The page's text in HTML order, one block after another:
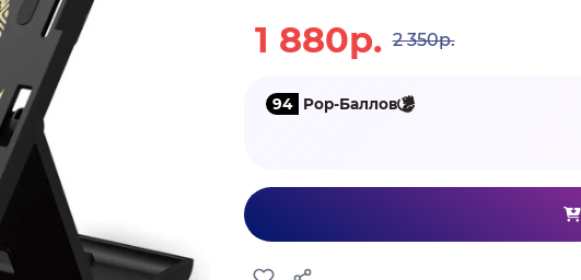
1 880р. 2 350р.
94 Pop-Баллов